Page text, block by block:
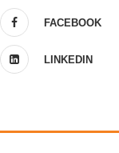
FACEBOOK
LINKEDIN